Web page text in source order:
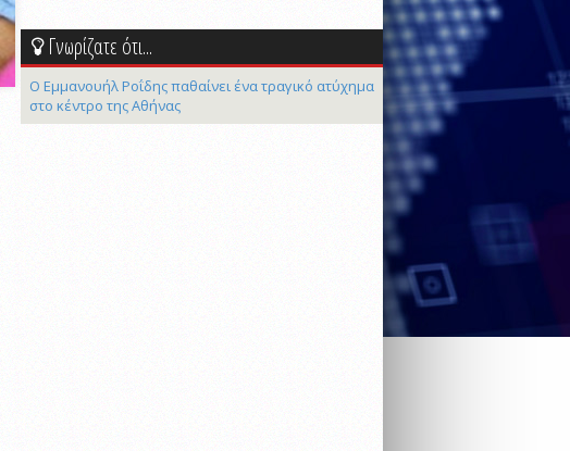
Γνωρίζατε ότι...
Ο Εμμανουήλ Ροΐδης παθαίνει ένα τραγικό ατύχημα
στο κέντρο της Αθήνας